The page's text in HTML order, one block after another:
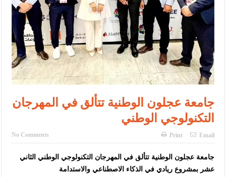
العلم
الملك يلتقي مجموعة من رفاق السلاح
الملك يتلقى اتصالا هاتفيا من العاهل البحريني
القاضي محمود أحمد فريحات.. مبارك ومزيدا من التوفيق
عارف بيك فريحات.. مبارك وبكم تزهو المناصب
جامعة عجلون الوطنية تتألق في المهرجان
التكنولوجي الوطني
No Comments Print Email
جامعة عجلون الوطنية تتألق في المهرجان التكنولوجي الوطني الثاني
عشر بمشروع ريادي في الذكاء الاصطناعي والاستدامة